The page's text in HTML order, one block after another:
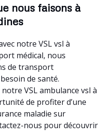
nous faisons à
notre VSL vsl à
médical, nous
de transport
de santé.
VSL ambulance vsl à
de profiter d’une
maladie sur
nous pour découvrir